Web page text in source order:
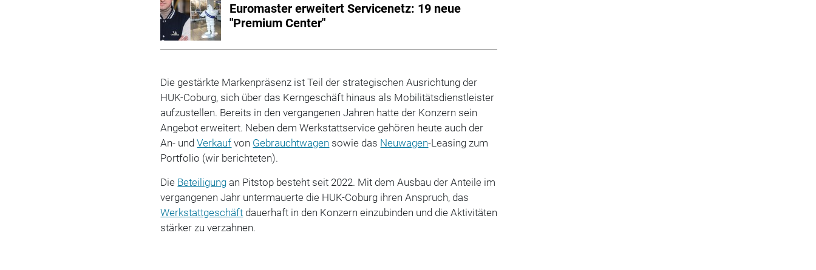
Euromaster erweitert Servicenetz: 19 neue
"Premium Center"
Die gestärkte Markenpräsenz ist Teil der strategischen Ausrichtung der
HUK-Coburg, sich über das Kerngeschäft hinaus als Mobilitätsdienstleister
aufzustellen. Bereits in den vergangenen Jahren hatte der Konzern sein
Angebot erweitert. Neben dem Werkstattservice gehören heute auch der
An- undVerkauf von Gebrauchtwagen sowie das Neuwagen-Leasing zum
Portfolio (wir berichteten).
Die Beteiligung an Pitstop besteht seit 2022. Mit dem Ausbau der Anteile im
vergangenen Jahr untermauerte die HUK-Coburg ihren Anspruch, das
Werkstattgeschäft dauerhaft in den Konzern einzubinden und die Aktivitäten
stärker zu verzahnen.